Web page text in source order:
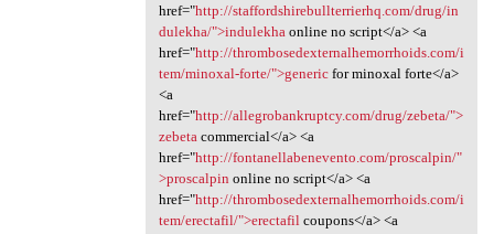
href="http://staffordshirebullterrierhq.com/drug/in
dulekha/">indulekhaonline no script</a> <a
href="http://thrombosedexternalhemorrhoids.com/i
tem/minoxal-forte/">genericfor minoxal forte</a>
<a
href="http://allegrobankruptcy.com/drug/zebeta/">
zebetacommercial</a> <a
href="http://fontanellabenevento.com/proscalpin/"
>proscalpin online no script</a> <a
href="http://thrombosedexternalhemorrhoids.com/i
tem/erectafil/">erectafilcoupons</a> <a